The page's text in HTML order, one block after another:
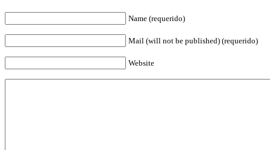
Name (requerido)
Mail (will not be published) (requerido)
Website